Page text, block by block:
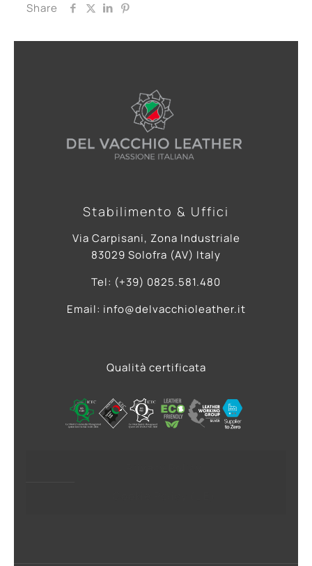
Share
Stabilimento & Uffici
Via Carpisani, Zona Industriale
83029 Solofra (AV) Italy
Tel: (+39) 0825.581.480
Email: info@delvacchioleather.it
Qualità certificata